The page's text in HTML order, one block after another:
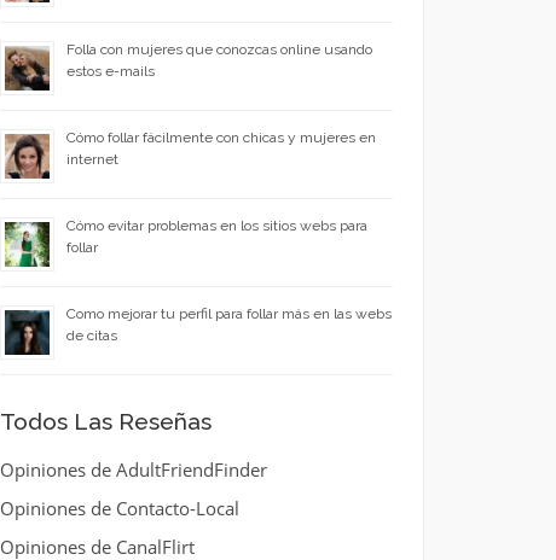
Folla con mujeres que conozcas online usando
estos e-mails
Cómo follar fácilmente con chicas y mujeres en
internet
Cómo evitar problemas en los sitios webs para
follar
Como mejorar tu perfil para follar más en las webs
de citas
Todos Las Reseñas
Opiniones de AdultFriendFinder
Opiniones de Contacto-Local
Opiniones de CanalFlirt